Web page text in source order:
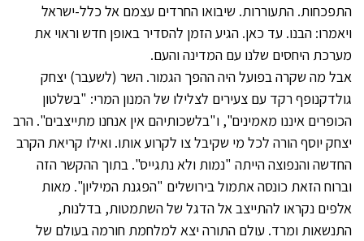
התפכחות. התעוררות. שיבואו החרדים עצמם אל כלל-ישראל
ויאמרו: הבנו. עד כאן. הגיע הזמן להסדיר באופן חדש וראוי את
מערכת היחסים שלנו עם המדינה והעם.
אבל מה שקרה בפועל היה ההפך הגמור. השר (לשעבר) יצחק
גולדקנופף רקד עם צעירים לצלילו של המנון המרי: "בשלטון
הכופרים איננו מאמינים", ו"בלשכותיהם אין אנחנו מתייצבים". הרב
יצחק יוסף הורה לכל מי שקיבל צו לקרוע אותו. ואילו קריאת הקרב
החדשה והנפוצה הייתה "נמות ולא נתגייס". בתוך ההקשר הזה
וברוח הזאת כונסה אתמול בירושלים "הפגנת המיליון". מאות
אלפים נקראו להתייצב אל הדגל של השתמטות, בדלנות,
התנשאות ומרד. עולם התורה יצא למלחמת חורמה בעולם של